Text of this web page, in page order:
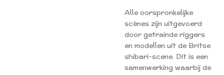
Alle oorspronkelijke
scènes zijn uitgevoerd
door getrainde riggers
en modellen uit de Britse
shibari-scene. Dit is een
samenwerking waarbij de